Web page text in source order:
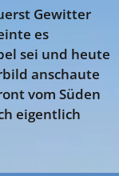
Gewitter
es
sei und heute
anschaute
vom Süden
eigentlich